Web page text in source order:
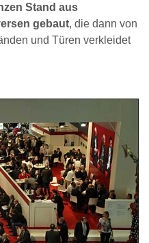
Stand aus
gebaut, die dann von
und Türen verkleidet